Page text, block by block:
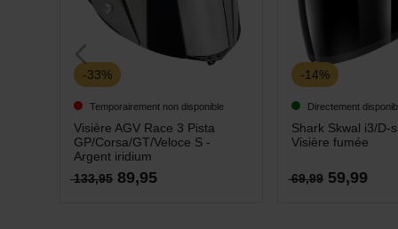
-33%
Temporairement non disponible
Visière AGV Race 3 Pista
GP/Corsa/GT/Veloce S -
Argent iridium
133,95 89,95
-14%
Directement
Shark Skwal i3/D-
Visière fumée
69,99 59,99